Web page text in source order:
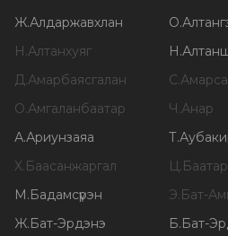
Ж.Алдаржавхлан О.
Н.Алтанхуяг Н.
Д.Амарбаясгалан С.
О.Амгаланбаатар Ч.Анар
А.Ариунзаяа Т.
Х.Баасанжаргал Ц.
М.Бадамсүрэн Э.Бат-
Ж.Бат-Эрдэнэ Б.Бат-